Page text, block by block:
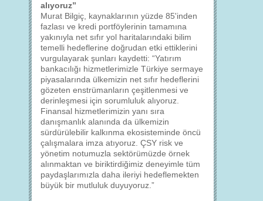
alıyoruz”
Murat Bilgiç, kaynaklarının yüzde 85'inden
fazlası ve kredi portföylerinin tamamına
yakınıyla net sıfır yol haritalarındaki bilim
temelli hedeflerine doğrudan etki ettiklerini
vurgulayarak şunları kaydetti: “Yatırım
bankacılığı hizmetlerimizle Türkiye sermaye
piyasalarında ülkemizin net sıfır hedeflerini
gözeten enstrümanların çeşitlenmesi ve
derinleşmesi için sorumluluk alıyoruz.
Finansal hizmetlerimizin yanı sıra
danışmanlık alanında da ülkemizin
sürdürülebilir kalkınma ekosisteminde öncü
çalışmalara imza atıyoruz. ÇSY risk ve
yönetim notumuzla sektörümüzde örnek
alınmaktan ve biriktirdiğimiz deneyimle tüm
paydaşlarımızla daha ileriyi hedeflemekten
büyük bir mutluluk duyuyoruz.”